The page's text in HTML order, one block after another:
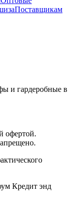
Поставщикам
и гардеробные в
офертой.
Кредит энд